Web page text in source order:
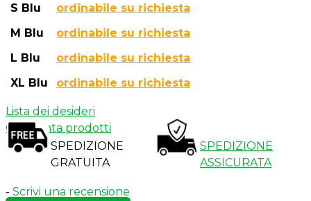
S Blu
ordinabile su richiesta
M Blu
ordinabile su richiesta
L Blu
ordinabile su richiesta
XL Blu
ordinabile su richiesta
Lista dei desideri
Confronta prodotti
SPEDIZIONE
GRATUITA
SPEDIZIONE
ASSICURATA
- Scrivi una recensione